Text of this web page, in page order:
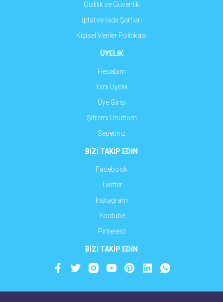
Gizlilik ve Güvenlik
İptal ve İade Şartları
Kişisel Veriler Politikası
ÜYELİK
Hesabım
Yeni Üyelik
Üye Girişi
Şifremi Unuttum
Sepetiniz
BİZİ TAKİP EDİN
Facebook
Twitter
Instagram
Youtube
Pinterest
BİZİ TAKİP EDİN